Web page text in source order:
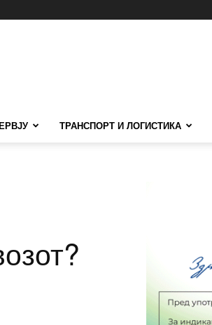
ТРАНСПОРТ И ЛОГИСТИКА